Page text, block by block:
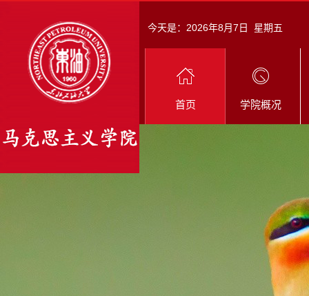
今天是： 2026年8月7日 星期五
首页 学院概况